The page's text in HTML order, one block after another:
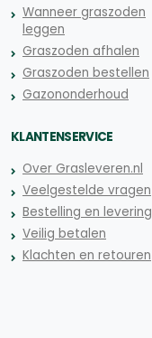
Wanneer graszoden
leggen
Graszoden afhalen
Graszoden bestellen
Gazononderhoud
KLANTENSERVICE
Over Grasleveren.nl
Veelgestelde vragen
Bestelling en levering
Veilig betalen
Klachten en retouren